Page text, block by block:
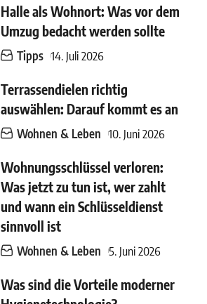
Halle als Wohnort: Was vor dem
Umzug bedacht werden sollte
Tipps 14. Juli 2026
Terrassendielen richtig
auswählen: Darauf kommt es an
Wohnen & Leben 10. Juni 2026
Wohnungsschlüssel verloren:
Was jetzt zu tun ist, wer zahlt
und wann ein Schlüsseldienst
sinnvoll ist
Wohnen & Leben 5. Juni 2026
Was sind die Vorteile moderner